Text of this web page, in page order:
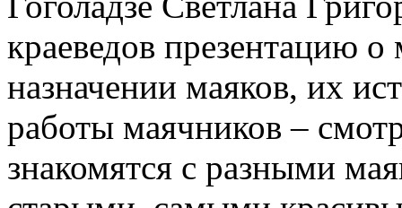
краеведов презентацию о
назначении маяков, их
работы маячников –
знакомятся с разными